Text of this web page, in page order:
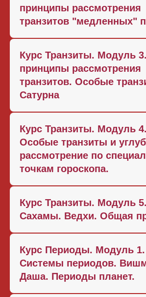
принципы рассмотрения
транзитов "медленных"
Курс Транзиты. Модуль
принципы рассмотрения
транзитов. Особые
Сатурна
Курс Транзиты. Модуль 4.
Особые транзиты и
рассмотрение по
точкам гороскопа.
Курс Транзиты. Модуль 5.
Сахамы. Ведхи. Общая
Курс Периоды. Модуль 1.
Системы периодов.
Даша. Периоды планет.